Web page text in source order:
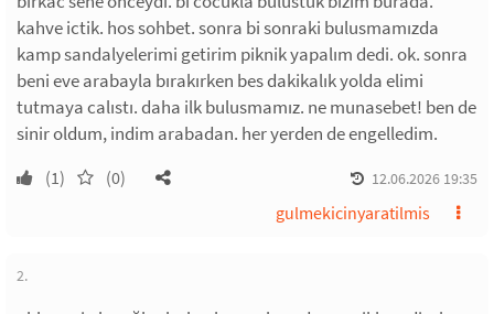
kahve ictik. hos sohbet. sonra bi sonraki bulusmamızda
kamp sandalyelerimi getirim piknik yapalım dedi. ok. sonra
beni eve arabayla bırakırken bes dakikalık yolda elimi
tutmaya calıstı. daha ilk bulusmamız. ne munasebet! ben de
sinir oldum, indim arabadan. her yerden de engelledim.
(1) (0) 12.06.2026 19:35
gulmekicinyaratilmis
2.